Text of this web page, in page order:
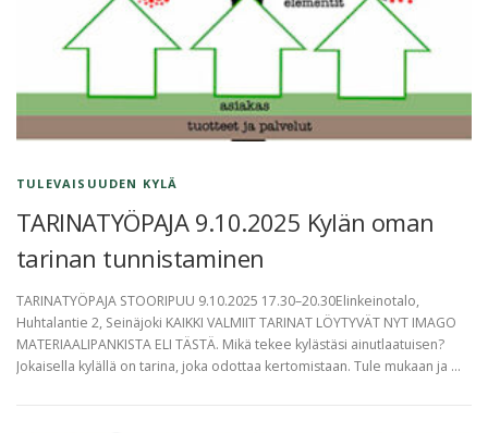
TULEVAISUUDEN KYLÄ
TARINATYÖPAJA 9.10.2025 Kylän oman
tarinan tunnistaminen
TARINATYÖPAJA STOORIPUU 9.10.2025 17.30–20.30Elinkeinotalo,
Huhtalantie 2, Seinäjoki KAIKKI VALMIIT TARINAT LÖYTYVÄT NYT IMAGO
MATERIAALIPANKISTA ELI TÄSTÄ. Mikä tekee kylästäsi ainutlaatuisen?
Jokaisella kylällä on tarina, joka odottaa kertomistaan. Tule mukaan ja …